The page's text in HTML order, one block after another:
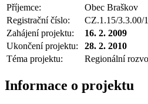
Příjemce:
Obec Braškov
Registrační číslo:
CZ.1.15/3.3.00/
Zahájení projektu:
16. 2. 2009
Ukončení projektu:
28. 2. 2010
Téma projektu:
Regionální
Informace o projektu